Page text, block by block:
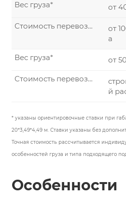
от
Вес груза*
от
а
Стоимость перевозки по России от 1000 км.
от
Вес груза*
й
Стоимость перевозки по России от 1000 км.
* указаны ориентировочные ставки при
20*3,49*4,49 м. Ставки указаны без
Точная стоимость рассчитывается
особенностей груза и типа подходящего
Особенности